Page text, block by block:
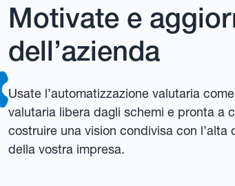
Motivate e
dell’azienda
Usate l’automatizzazione valutaria
valutaria libera dagli schemi e pronta a
costruire una vision condivisa con
della vostra impresa.